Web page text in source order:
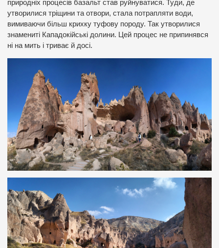
природніх процесів базальт став руйнуватися. Туди, де
утворилися тріщини та отвори, стала потрапляти води,
вимиваючи більш крихку туфову породу. Так утворилися
знамениті Кападокійські долини. Цей процес не припинявся
ні на мить і триває й досі.